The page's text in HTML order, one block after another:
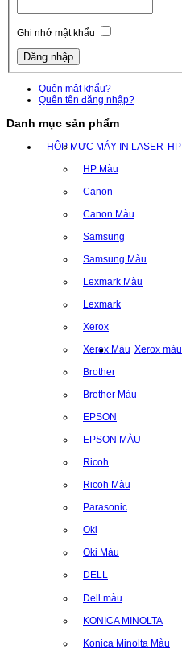
Ghi nhớ mật khẩu
Quên mật khẩu?
Quên tên đăng nhập?
Danh mục sản phẩm
HỘP MỰC MÁY IN LASER HP
HP Màu
Canon
Canon Màu
Samsung
Samsung Màu
Lexmark Màu
Lexmark
Xerox
Xerox Màu Xerox màu
Brother
Brother Màu
EPSON
EPSON MÀU
Ricoh
Ricoh Màu
Parasonic
Oki
Oki Màu
DELL
Dell màu
KONICA MINOLTA
Konica Minolta Màu